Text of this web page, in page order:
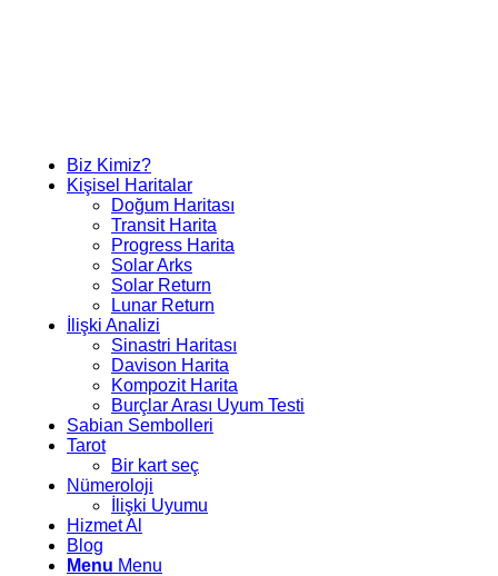
Biz Kimiz?
Kişisel Haritalar
Doğum Haritası
Transit Harita
Progress Harita
Solar Arks
Solar Return
Lunar Return
İlişki Analizi
Sinastri Haritası
Davison Harita
Kompozit Harita
Burçlar Arası Uyum Testi
Sabian Sembolleri
Tarot
Bir kart seç
Nümeroloji
İlişki Uyumu
Hizmet Al
Blog
Menu Menu